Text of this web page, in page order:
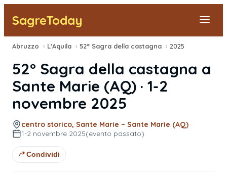
SagreToday
Segnala una sagra
Tutte le Sagre
Vicino a Me
Abruzzo › L'Aquila › 52° Sagra della castagna › 2025
52° Sagra della castagna a
Sante Marie (AQ) · 1-2
novembre 2025
centro storico, Sante Marie – Sante Marie (AQ)
1-2 novembre 2025(evento passato)
Condividi